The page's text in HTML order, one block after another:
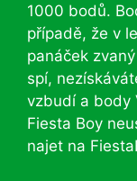
1000 bodů.
případě, že v
panáček
spí,
vzbudí a body
Fiesta Boy
najet na